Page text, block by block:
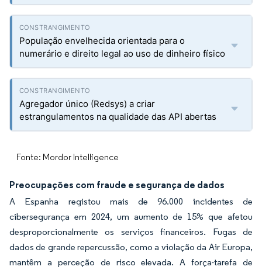
População envelhecida orientada para o
numerário e direito legal ao uso de dinheiro físico
Agregador único (Redsys) a criar
estrangulamentos na qualidade das API abertas
Fonte: Mordor Intelligence
Preocupações com fraude e segurança de dados
A Espanha registou mais de 96.000 incidentes de
cibersegurança em 2024, um aumento de 15% que afetou
desproporcionalmente os serviços financeiros. Fugas de
dados de grande repercussão, como a violação da Air Europa,
mantêm a perceção de risco elevada. A força-tarefa de